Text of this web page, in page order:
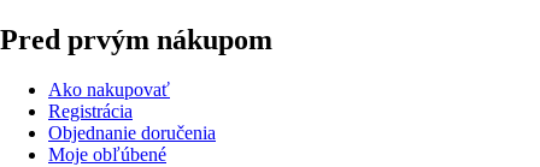
Pred prvým nákupom
Ako nakupovať
Registrácia
Objednanie doručenia
Moje obľúbené